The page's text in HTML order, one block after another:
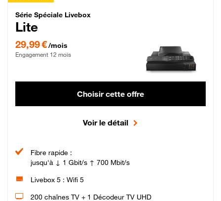
Série Spéciale Livebox Lite Fibre
Série Spéciale Livebox
Lite
29,99 €/mois
Engagement 12 mois
Choisir cette offre
Voir le détail
Fibre rapide :
jusqu'à ↓ 1 Gbit/s ↑ 700 Mbit/s
Livebox 5 : Wifi 5
200 chaînes TV + 1 Décodeur TV UHD